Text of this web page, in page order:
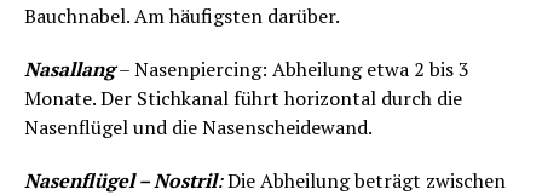
Bauchnabel. Am häufigsten darüber.
Nasallang– Nasenpiercing: Abheilung etwa 2 bis 3
Monate. Der Stichkanal führt horizontal durch die
Nasenflügel und die Nasenscheidewand.
Nasenflügel – Nostril:Die Abheilung beträgt zwischen